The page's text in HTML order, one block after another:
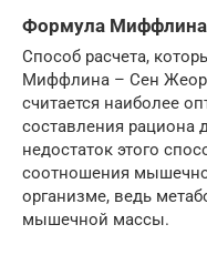
Формула
Способ расчета,
Миффлина – Сен
считается наиболее
составления рациона
недостаток этого
соотношения
организме, ведь
мышечной массы.